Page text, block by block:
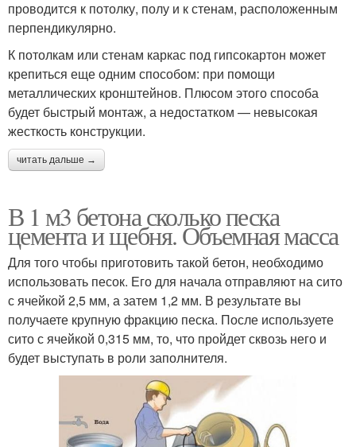
проводится к потолку, полу и к стенам, расположенным
перпендикулярно.
К потолкам или стенам каркас под гипсокартон может
крепиться еще одним способом: при помощи
металлических кронштейнов. Плюсом этого способа
будет быстрый монтаж, а недостатком — невысокая
жесткость конструкции.
читать дальше →
В 1 м3 бетона сколько песка
цемента и щебня. Объемная масса
Для того чтобы приготовить такой бетон, необходимо
использовать песок. Его для начала отправляют на сито
с ячейкой 2,5 мм, а затем 1,2 мм. В результате вы
получаете крупную фракцию песка. После используете
сито с ячейкой 0,315 мм, то, что пройдет сквозь него и
будет выступать в роли заполнителя.